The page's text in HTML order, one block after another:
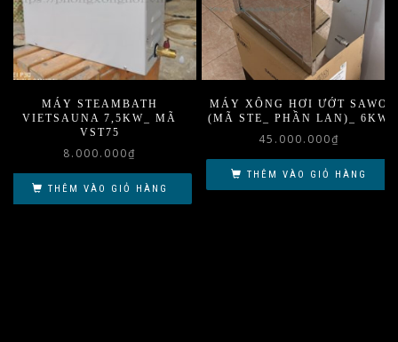
MÁY STEAMBATH
VIETSAUNA 7,5KW_ MÃ
VST75
8.000.000₫
THÊM VÀO GIỎ HÀNG
MÁY XÔNG HƠI ƯỚT SAWO
(MÃ STE_ PHẦN LAN)_ 6KW
45.000.000₫
THÊM VÀO GIỎ HÀNG